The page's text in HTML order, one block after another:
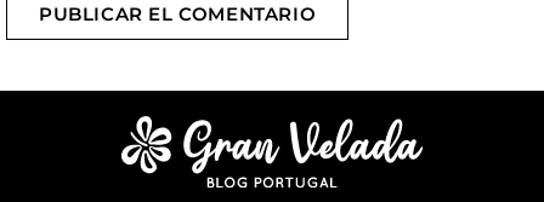
PUBLICAR EL COMENTARIO